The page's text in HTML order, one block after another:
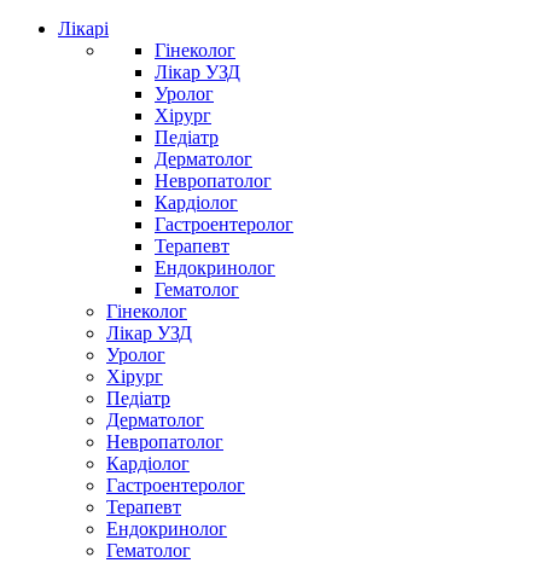
Лікарі
Гінеколог
Лікар УЗД
Уролог
Хірург
Педіатр
Дерматолог
Невропатолог
Кардіолог
Гастроентеролог
Терапевт
Ендокринолог
Гематолог
Гінеколог
Лікар УЗД
Уролог
Хірург
Педіатр
Дерматолог
Невропатолог
Кардіолог
Гастроентеролог
Терапевт
Ендокринолог
Гематолог